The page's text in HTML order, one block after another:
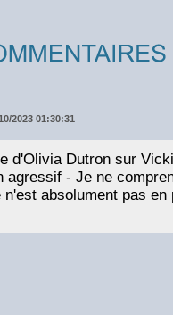
2023 01:30:31
d'Olivia Dutron sur
agressif - Je ne
absolument pas en